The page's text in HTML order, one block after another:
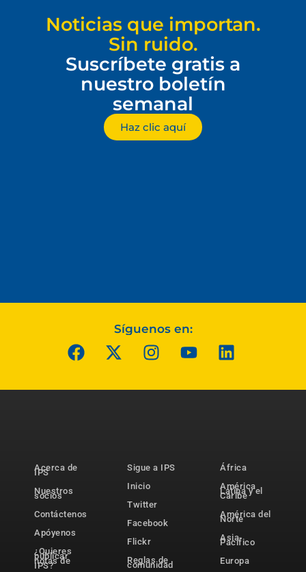
Noticias que importan.
Sin ruido.
Suscríbete gratis a
nuestro boletín
semanal
Haz clic aquí
Síguenos en:
Acerca de
IPS
Nuestros
socios
Contáctenos
Apóyenos
¿Quieres
publicar
notas de
IPS?
Sigue a IPS
Inicio
Twitter
Facebook
Flickr
Reglas de
comunidad
África
América
Latina y el
Caribe
América del
Norte
Asia-
Pacífico
Europa